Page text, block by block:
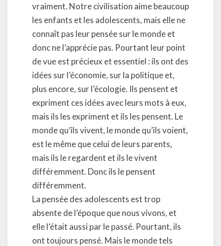
vraiment. Notre civilisation aime beaucoup
les enfants et les adolescents, mais elle ne
connaît pas leur pensée sur le monde et
donc ne l’apprécie pas. Pourtant leur point
de vue est précieux et essentiel : ils ont des
idées sur l’économie, sur la politique et,
plus encore, sur l’écologie. Ils pensent et
expriment ces idées avec leurs mots à eux,
mais ils les expriment et ils les pensent. Le
monde qu’ils vivent, le monde qu’ils voient,
est le même que celui de leurs parents,
mais ils le regardent et ils le vivent
différemment. Donc ils le pensent
différemment.
La pensée des adolescents est trop
absente de l’époque que nous vivons, et
elle l’était aussi par le passé. Pourtant, ils
ont toujours pensé. Mais le monde tels